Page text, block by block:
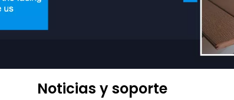
Noticias y soporte